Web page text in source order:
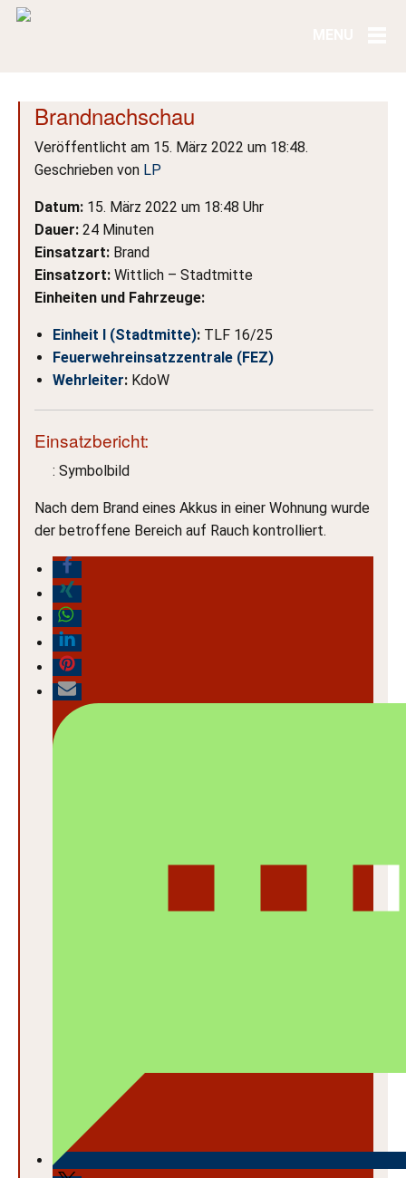
Brandnachschau
Veröffentlicht am 15. März 2022 um 18:48.
Geschrieben von LP
Datum: 15. März 2022 um 18:48 Uhr
Dauer: 24 Minuten
Einsatzart: Brand
Einsatzort: Wittlich – Stadtmitte
Einheiten und Fahrzeuge:
Einheit I (Stadtmitte): TLF 16/25
Feuerwehreinsatzzentrale (FEZ)
Wehrleiter: KdoW
Einsatzbericht:
: Symbolbild
Nach dem Brand eines Akkus in einer Wohnung wurde
der betroffene Bereich auf Rauch kontrolliert.